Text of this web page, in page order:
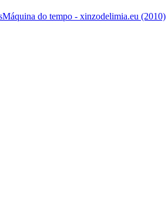
Máquina do tempo - xinzodelimia.eu (2010)